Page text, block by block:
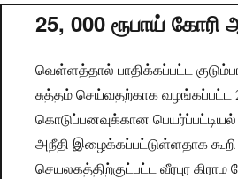
25, 000 ரூபாய் கோரி
வெள்ளத்தால் பாதிக்கப்பட்ட
சுத்தம் செய்வதற்காக வழங்கப்பட்ட
கொடுப்பனவுக்கான பெயர்ப்பட்டியல்
அநீதி இழைக்கப்பட்டுள்ளதாக கூறி
செயலகத்திற்குட்பட்ட வீரபுர கிராம